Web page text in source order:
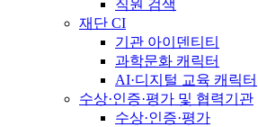
직원 검색
재단 CI
기관 아이덴티티
과학문화 캐릭터
AI·디지털 교육 캐릭터
수상·인증·평가 및 협력기관
수상·인증·평가